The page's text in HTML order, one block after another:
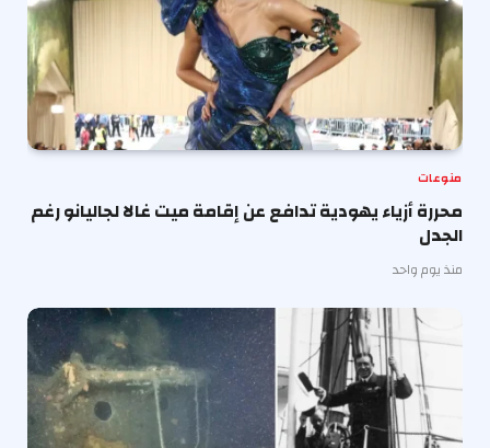
منوعات
محررة أزياء يهودية تدافع عن إقامة ميت غالا لجاليانو رغم
الجدل
منذ يوم واحد